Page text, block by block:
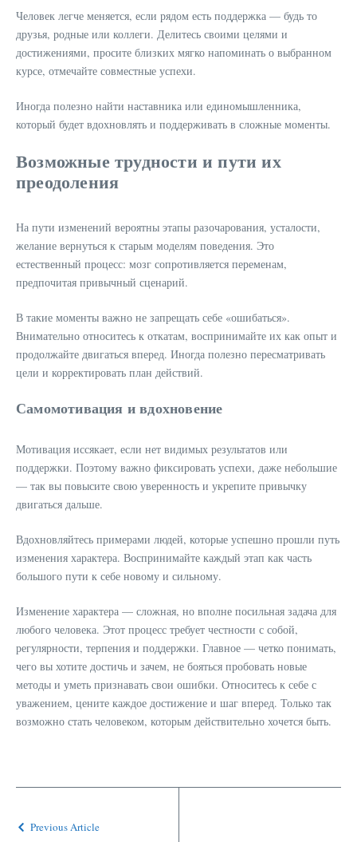
Человек легче меняется, если рядом есть поддержка — будь то
друзья, родные или коллеги. Делитесь своими целями и
достижениями, просите близких мягко напоминать о выбранном
курсе, отмечайте совместные успехи.
Иногда полезно найти наставника или единомышленника,
который будет вдохновлять и поддерживать в сложные моменты.
Возможные трудности и пути их
преодоления
На пути изменений вероятны этапы разочарования, усталости,
желание вернуться к старым моделям поведения. Это
естественный процесс: мозг сопротивляется переменам,
предпочитая привычный сценарий.
В такие моменты важно не запрещать себе «ошибаться».
Внимательно относитесь к откатам, воспринимайте их как опыт и
продолжайте двигаться вперед. Иногда полезно пересматривать
цели и корректировать план действий.
Самомотивация и вдохновение
Мотивация иссякает, если нет видимых результатов или
поддержки. Поэтому важно фиксировать успехи, даже небольшие
— так вы повысите свою уверенность и укрепите привычку
двигаться дальше.
Вдохновляйтесь примерами людей, которые успешно прошли путь
изменения характера. Воспринимайте каждый этап как часть
большого пути к себе новому и сильному.
Изменение характера — сложная, но вполне посильная задача для
любого человека. Этот процесс требует честности с собой,
регулярности, терпения и поддержки. Главное — четко понимать,
чего вы хотите достичь и зачем, не бояться пробовать новые
методы и уметь признавать свои ошибки. Относитесь к себе с
уважением, цените каждое достижение и шаг вперед. Только так
возможно стать человеком, которым действительно хочется быть.
Previous Article